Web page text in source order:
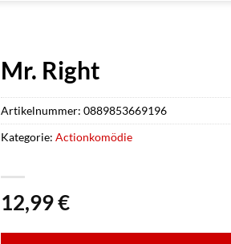
Mr. Right
12,99€
Artikelnummer: 0889853669196
Kategorie: Actionkomödie